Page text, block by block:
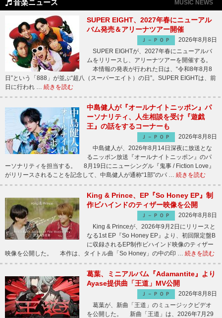
音楽ニュース MUSIC NEWS
SUPER EIGHT、2027年春にニューアル
バム発売＆アリーナツアー開催
Ｊ－ＰＯＰ
2026年8月8日
SUPER EIGHTが、2027年春にニューアルバ
ムをリリースし、アリーナツアーを開催する。
本情報の発表が行われた日は、“令和8年8月8
日”という「888」が並ぶ“超八（スーパーエイト）の日”。SUPER EIGHTは、前
日に行われ … 続きを読む
中島健人が『オールナイトニッポン』パ
ーソナリティ、人生相談を受け『遊戯
王』の話をするコーナーも
Ｊ－ＰＯＰ
2026年8月8日
中島健人が、2026年8月14日深夜に放送とな
るニッポン放送『オールナイトニッポン』のパ
ーソナリティを担当する。 8月19日にニューシングル『鬼事 / Fiction Love』
がリリースされることを記念して、中島健人が通称“1部”のパ … 続きを読む
King & Prince、EP『So Honey EP』制
作ビハインドのティザー映像を公開
Ｊ－ＰＯＰ
2026年8月8日
King & Princeが、2026年9月2日にリリースと
なる1st EP『So Honey EP』より、初回限定盤B
に収録されるEP制作ビハインド映像のティザー
映像を公開した。 本作は、タイトル曲「So Honey」の中の印 … 続きを読む
葛葉、ミニアルバム『Adamantite』より
Ayase提供曲「王道」MV公開
Ｊ－ＰＯＰ
2026年8月8日
葛葉が、新曲「王道」のミュージックビデオ
を公開した。 新曲「王道」は、2026年7月29